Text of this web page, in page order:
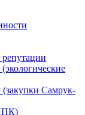
репутации
Самрук-